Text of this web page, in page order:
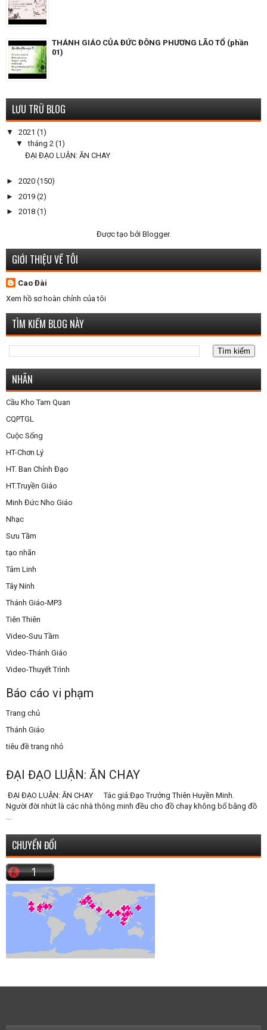
THÁNH GIÁO CỦA ĐỨC ĐÔNG PHƯƠNG LÃO TỔ (phần
01)
LƯU TRỮ BLOG
▼ 2021 (1)
▼tháng 2 (1)
ĐẠI ĐẠO LUẬN: ĂN CHAY
► 2020 (150)
► 2019 (2)
► 2018 (1)
Được tạo bởi Blogger.
GIỚI THIỆU VỀ TÔI
Cao Đài
Xem hồ sơ hoàn chỉnh của tôi
TÌM KIẾM BLOG NÀY
NHÃN
Cầu Kho Tam Quan
CQPTGL
Cuộc Sống
HT-Chơn Lý
HT. Ban Chỉnh Đạo
HT.Truyền Giáo
Minh Đức Nho Giáo
Nhạc
Sưu Tầm
tạo nhãn
Tâm Linh
Tây Ninh
Thánh Giáo-MP3
Tiên Thiên
Video-Sưu Tầm
Video-Thánh Giáo
Video-Thuyết Trình
Báo cáo vi phạm
Trang chủ
Thánh Giáo
tiêu đề trang nhỏ
ĐẠI ĐẠO LUẬN: ĂN CHAY
ĐẠI ĐẠO LUẬN: ĂN CHAY Tác giả:Đạo Trưởng Thiên Huyền Minh.
Người đời nhứt là các nhà thông minh đều cho đồ chay không bổ bằng đồ
...
CHUYỂN ĐỔI